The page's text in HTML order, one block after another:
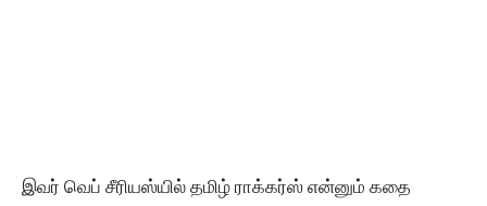
இவர் வெப் சீரியஸ்யில் தமிழ் ராக்கர்ஸ் என்னும் கதை